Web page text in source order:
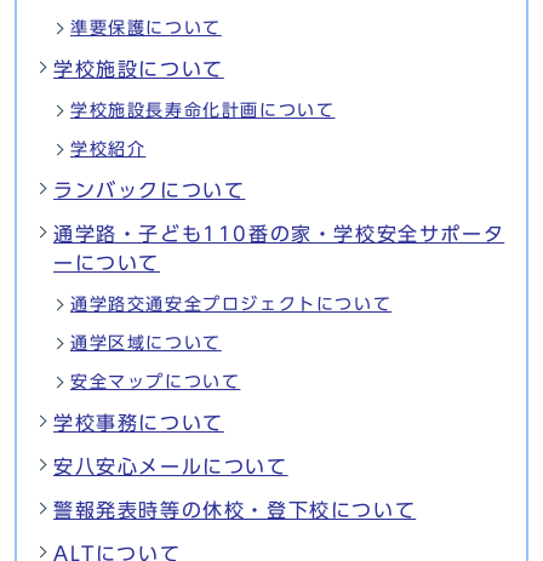
準要保護について
学校施設について
学校施設長寿命化計画について
学校紹介
ランバックについて
通学路・子ども110番の家・学校安全サポータ
ーについて
通学路交通安全プロジェクトについて
通学区域について
安全マップについて
学校事務について
安八安心メールについて
警報発表時等の休校・登下校について
ALTについて